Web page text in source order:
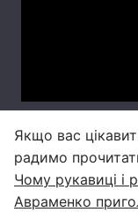
Якщо вас
радимо
Чому рукавиці і
Авраменко